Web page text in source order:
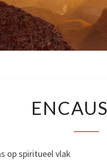
op spiritueel vlak